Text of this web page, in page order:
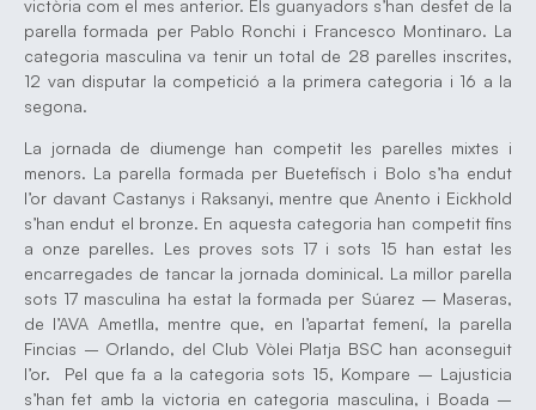
victòria com el mes anterior. Els guanyadors s’han desfet de la
parella formada per Pablo Ronchi i Francesco Montinaro. La
categoria masculina va tenir un total de 28 parelles inscrites,
12 van disputar la competició a la primera categoria i 16 a la
segona.
La jornada de diumenge han competit les parelles mixtes i
menors. La parella formada per Buetefisch i Bolo s’ha endut
l’or davant Castanys i Raksanyi, mentre que Anento i Eickhold
s’han endut el bronze. En aquesta categoria han competit fins
a onze parelles. Les proves sots 17 i sots 15 han estat les
encarregades de tancar la jornada dominical. La millor parella
sots 17 masculina ha estat la formada per Súarez – Maseras,
de l’AVA Ametlla, mentre que, en l’apartat femení, la parella
Fincias – Orlando, del Club Vòlei Platja BSC han aconseguit
l’or. Pel que fa a la categoria sots 15, Kompare – Lajusticia
s’han fet amb la victoria en categoria masculina, i Boada –